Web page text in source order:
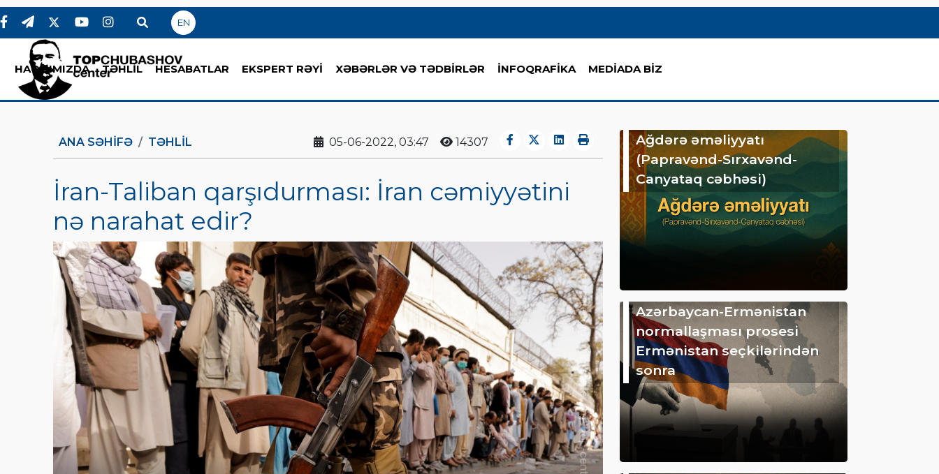
EN
HAQQIMIZDA TƏHLİL HESABATLAR EKSPERT RƏYİ XƏBƏRLƏR VƏ TƏDBİRLƏR İNFOQRAFİKA MEDİADA BİZ
ANA SƏHIFƏ TƏHLİL 05-06-2022, 03:47 14307
İran-Taliban qarşıdurması: İran cəmiyyətini
nə narahat edir?
Ağdərə əməliyyatı
(Papravənd-Sırxavənd-
Canyataq cəbhəsi)
Azərbaycan-Ermənistan
normallaşması prosesi
Ermənistan seçkilərindən
sonra